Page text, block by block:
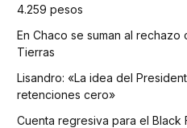
4.259 pesos
En Chaco se suman al
Tierras
Lisandro: «La idea del
retenciones cero»
Cuenta regresiva para el Black